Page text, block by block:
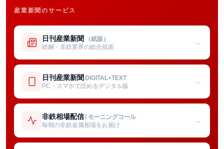
産業新聞のサービス
日刊産業新聞 （紙版）
鉄鋼・非鉄業界の総合紙面
→
日刊産業新聞 DIGITAL+TEXT
PC・スマホで読めるデジタル版
→
非鉄相場配信/ モーニングコール
毎朝の非鉄金属相場をお届け
→